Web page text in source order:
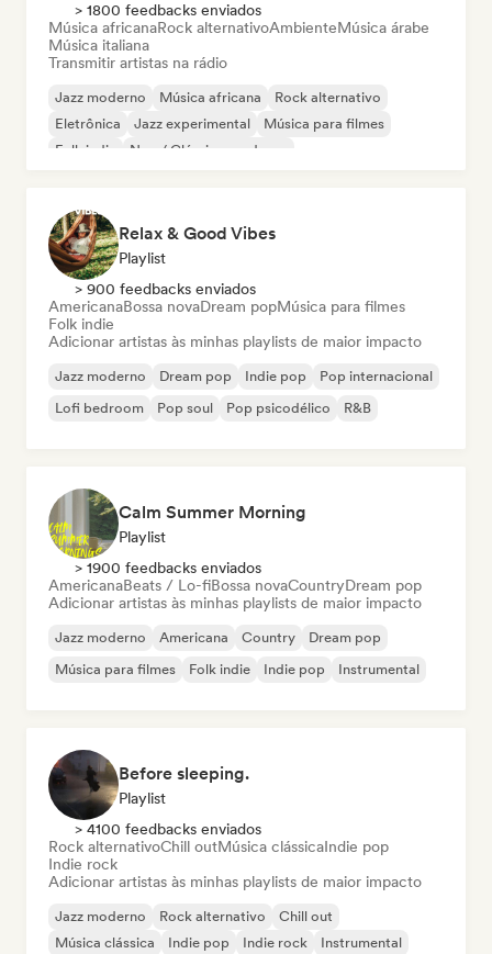
> 1800 feedbacks enviados
Música africanaRock alternativoAmbienteMúsica árabe
Música italiana
Transmitir artistas na rádio
Jazz moderno Música africana
Rock alternativo
Eletrônica
Jazz experimental
Música para filmes
Folk indie
Neo / Clássico moderno
Relax & Good Vibes
Playlist
> 900 feedbacks enviados
AmericanaBossa novaDream popMúsica para filmes
Folk indie
Adicionar artistas às minhas playlists de maior impacto
Jazz moderno Dream pop Indie pop
Pop internacional
Lofi bedroom
Pop soul Pop psicodélico R&B
Calm Summer Morning
Playlist
> 1900 feedbacks enviados
AmericanaBeats / Lo-fiBossa novaCountryDream pop
Adicionar artistas às minhas playlists de maior impacto
Jazz moderno Americana Country
Dream pop
Música para filmes
Folk indie Indie pop Instrumental
Before sleeping.
Playlist
> 4100 feedbacks enviados
Rock alternativoChill outMúsica clássicaIndie pop
Indie rock
Adicionar artistas às minhas playlists de maior impacto
Jazz moderno Rock alternativo
Chill out
Música clássica
Indie pop Indie rock Instrumental